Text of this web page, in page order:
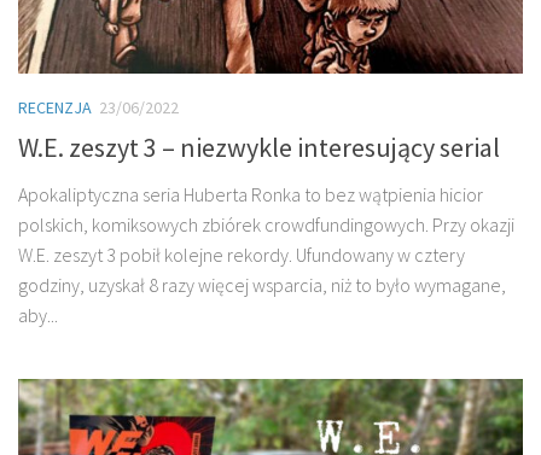
RECENZJA 23/06/2022
W.E. zeszyt 3 – niezwykle interesujący serial
Apokaliptyczna seria Huberta Ronka to bez wątpienia hicior
polskich, komiksowych zbiórek crowdfundingowych. Przy okazji
W.E. zeszyt 3 pobił kolejne rekordy. Ufundowany w cztery
godziny, uzyskał 8 razy więcej wsparcia, niż to było wymagane,
aby...